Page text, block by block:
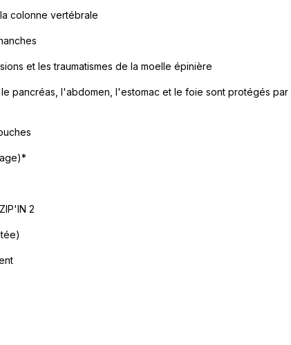
colonne vertébrale
et les traumatismes de la moelle épinière
pancréas, l'abdomen, l'estomac et le foie sont protégés
2